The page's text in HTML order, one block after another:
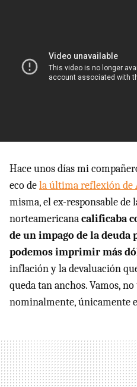
Hace unos días mi
eco dela última reflexión de
misma, el ex-responsable de
norteamericanacalificaba
de un impago de la deuda
podemos imprimir más
inflación y la devaluación
queda tan anchos. Vamos,
nominalmente, únicamente